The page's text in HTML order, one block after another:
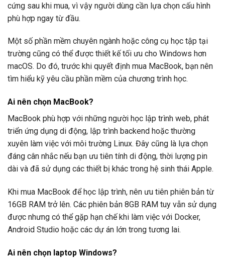
cứng sau khi mua, vì vậy người dùng cần lựa chọn cấu hình
phù hợp ngay từ đầu.
Một số phần mềm chuyên ngành hoặc công cụ học tập tại
trường cũng có thể được thiết kế tối ưu cho Windows hơn
macOS. Do đó, trước khi quyết định mua MacBook, bạn nên
tìm hiểu kỹ yêu cầu phần mềm của chương trình học.
Ai nên chọn MacBook?
MacBook phù hợp với những người học lập trình web, phát
triển ứng dụng di động, lập trình backend hoặc thường
xuyên làm việc với môi trường Linux. Đây cũng là lựa chọn
đáng cân nhắc nếu bạn ưu tiên tính di động, thời lượng pin
dài và đã sử dụng các thiết bị khác trong hệ sinh thái Apple.
Khi mua MacBook để học lập trình, nên ưu tiên phiên bản từ
16GB RAM trở lên. Các phiên bản 8GB RAM tuy vẫn sử dụng
được nhưng có thể gặp hạn chế khi làm việc với Docker,
Android Studio hoặc các dự án lớn trong tương lai.
Ai nên chọn laptop Windows?